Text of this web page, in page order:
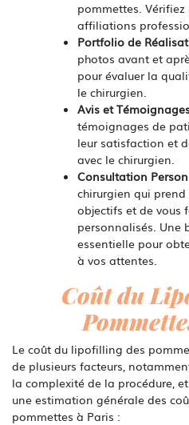
pommettes.
affiliations
Portfolio de
photos avant et
pour évaluer la
le chirurgien.
Avis et
témoignages de
leur satisfaction et
avec le chirurgien.
Consultation
chirurgien qui
objectifs et de vous
personnalisés. Une
essentielle pour
à vos attentes.
Coût du
Le coût du lipofilling des
de plusieurs facteurs,
la complexité de la procédure,
une estimation générale des
pommettes à Paris :